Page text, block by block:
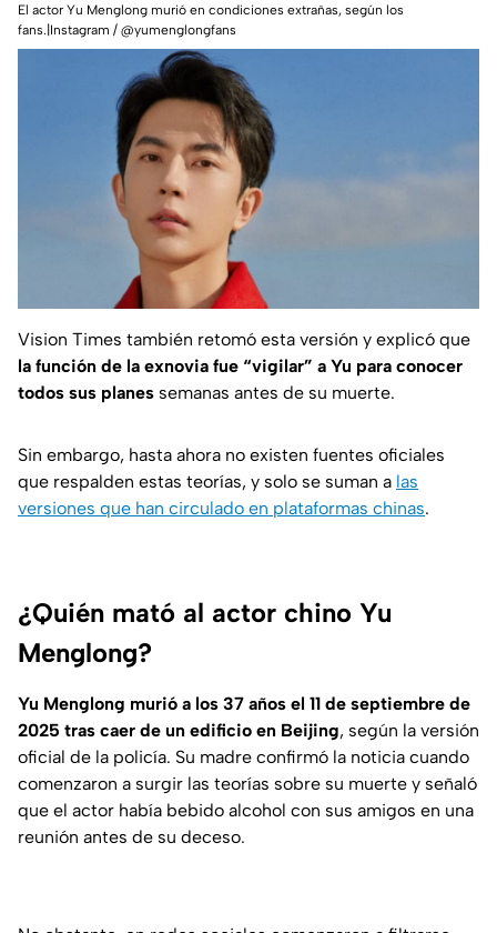
El actor Yu Menglong murió en condiciones extrañas, según los
fans.|Instagram / @yumenglongfans
Vision Times también retomó esta versión y explicó que
la función de la exnovia fue “vigilar” a Yu para conocer
todos sus planes semanas antes de su muerte.
Sin embargo, hasta ahora no existen fuentes oficiales
que respalden estas teorías, y solo se suman a las
versiones que han circulado en plataformas chinas.
¿Quién mató al actor chino Yu
Menglong?
Yu Menglong murió a los 37 años el 11 de septiembre de
2025 tras caer de un edificio en Beijing, según la versión
oficial de la policía. Su madre confirmó la noticia cuando
comenzaron a surgir las teorías sobre su muerte y señaló
que el actor había bebido alcohol con sus amigos en una
reunión antes de su deceso.